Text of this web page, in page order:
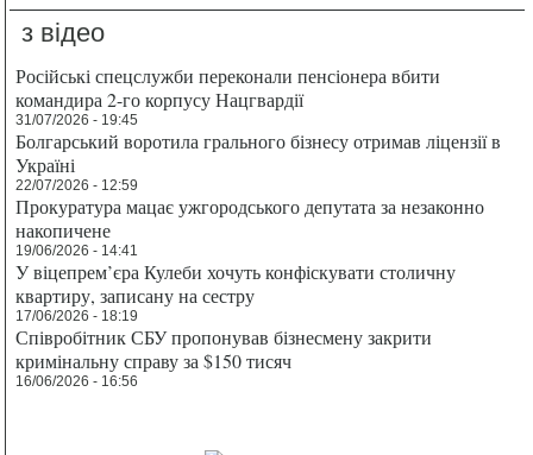
з відео
Російські спецслужби переконали пенсіонера вбити
командира 2-го корпусу Нацгвардії
31/07/2026 - 19:45
Болгарський воротила грального бізнесу отримав ліцензії в
Україні
22/07/2026 - 12:59
Прокуратура мацає ужгородського депутата за незаконно
накопичене
19/06/2026 - 14:41
У віцепрем’єра Кулеби хочуть конфіскувати столичну
квартиру, записану на сестру
17/06/2026 - 18:19
Співробітник СБУ пропонував бізнесмену закрити
кримінальну справу за $150 тисяч
16/06/2026 - 16:56